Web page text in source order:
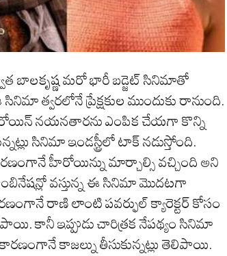
బాలకృష్ణ మరో భారీ బడ్జెట్ సినిమాతో
త్వరలోనే ప్రేక్షకుల ముందుకు రానుంది.
నయనతారను ఎంపిక చేయగా కొన్ని
సినిమా ఇండస్ట్రీలో టాక్ నడుస్తోంది.
కారణంగానే హీరోయిన్ను మార్చాల్సి వచ్చింది అని
వస్తున్న ఈ సినిమా మొదటగా
రాణి లాంటి పవర్ఫుల్ క్యారెక్టర్ కోసం
కానీ ఇప్పుడు చారిత్రక నేపథ్యం సినిమా
కారణంగానే కాజల్ను తీసుకున్నట్లు తెలిపాయి.